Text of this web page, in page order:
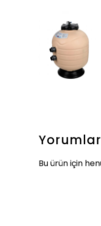
Yorumlar
Bu ürün için